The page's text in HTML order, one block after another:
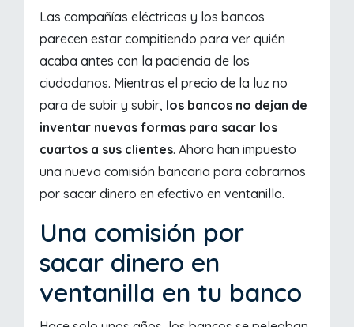
Las compañías eléctricas y los bancos
parecen estar compitiendo para ver quién
acaba antes con la paciencia de los
ciudadanos. Mientras el precio de la luz no
para de subir y subir, los bancos no dejan de
inventar nuevas formas para sacar los
cuartos a sus clientes. Ahora han impuesto
una nueva comisión bancaria para cobrarnos
por sacar dinero en efectivo en ventanilla.
Una comisión por
sacar dinero en
ventanilla en tu banco